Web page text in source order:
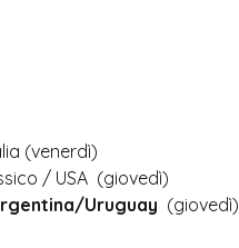
(venerdì)
/ USA  (giovedì)
Uruguay (giovedì)